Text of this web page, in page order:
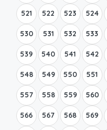
521 522 523 524
530 531 532 533
539 540 541 542
548 549 550 551
557 558 559 560
566 567 568 569